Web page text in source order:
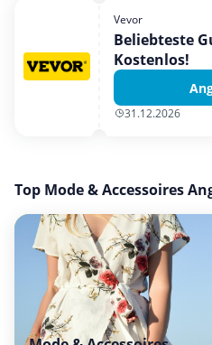
Vevor
Beliebteste
Kostenlos!
31.12.2026
Top Mode & Accessoires